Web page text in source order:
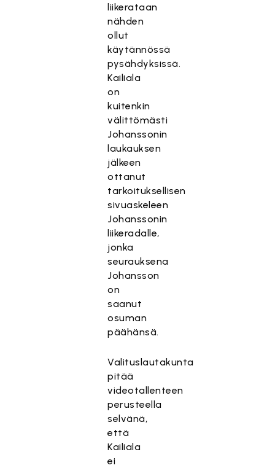
liikerataan
nähden
ollut
käytännössä
pysähdyksissä.
Kailiala
on
kuitenkin
välittömästi
Johanssonin
laukauksen
jälkeen
ottanut
tarkoituksellisen
sivuaskeleen
Johanssonin
liikeradalle,
jonka
seurauksena
Johansson
on
saanut
osuman
päähänsä.
Valituslautakunta
pitää
videotallenteen
perusteella
selvänä,
että
Kailiala
ei